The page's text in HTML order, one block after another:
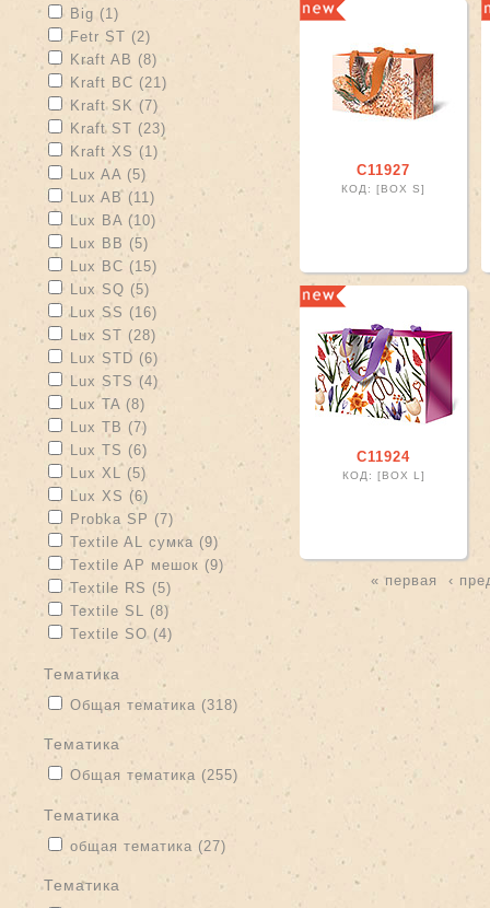
Apply Big filter
Big (1)
Apply Fetr ST filter
Fetr ST (2) Apply Fetr ST filter
Apply Kraft AB filter
Kraft AB (8) Apply Kraft AB filter
Apply Kraft BC filter
Kraft BC (21) Apply Kraft BC filter
Apply Kraft SK filter
Kraft SK (7) Apply Kraft SK filter
Apply Kraft ST filter
Kraft ST (23) Apply Kraft ST filter
Apply Kraft XS filter
Kraft XS (1) Apply Kraft XS filter
Apply Lux AA filter
Lux AA (5)
Apply Lux AB filter
Lux AB (11) Apply Lux AB filter
Apply Lux BA filter
Lux BA (10) Apply Lux BA filter
Apply Lux BB filter
Lux BB (5) Apply Lux BB filter
Apply Lux BC filter
Lux BC (15) Apply Lux BC filter
Apply Lux SQ filter
Lux SQ (5)
Apply Lux SS filter
Lux SS (16) Apply Lux SS filter
Apply Lux ST filter
Lux ST (28) Apply Lux ST filter
Apply Lux STD filter
Lux STD (6) Apply Lux STD filter
Apply Lux STS filter
Lux STS (4) Apply Lux STS filter
Apply Lux TA filter
Lux TA (8)
Apply Lux TB filter
Lux TB (7) Apply Lux TB filter
Apply Lux TS filter
Lux TS (6)
Apply Lux XL filter
Lux XL (5) Apply Lux XL filter
Apply Lux XS filter
Lux XS (6) Apply Lux XS filter
Apply Probka SP filter
Probka SP (7) Apply Probka SP filter
Apply Textile AL сумка filter
Textile AL сумка (9) Apply Textile AL сумка filter
Apply Textile AP мешок filter
Textile AP мешок (9) Apply Textile AP мешок filter
Apply Textile RS filter
Textile RS (5) Apply Textile RS filter
Apply Textile SL filter
Textile SL (8) Apply Textile SL filter
Apply Textile SO filter
Textile SO (4) Apply Textile SO filter
тематика
Apply Общая тематика filter
Общая тематика (318) Apply Общая тематика filter
тематика
Apply Общая тематика filter
Общая тематика (255)
тематика
Apply общая тематика filter
общая тематика (27)
Тематика
С11927
КОД: [BOX S]
С11924
КОД: [BOX L]
Страницы
« первая ‹